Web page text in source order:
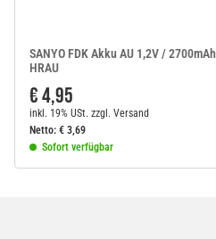
SANYO FDK Akku AU 1,2V / 2700mAh
HRAU
€ 4,95
inkl. 19% USt. zzgl. Versand
Netto: € 3,69
Sofort verfügbar